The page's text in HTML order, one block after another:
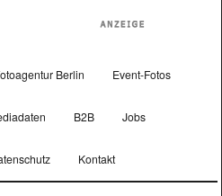
Berlin Event-Fotos
B2B Jobs
Kontakt